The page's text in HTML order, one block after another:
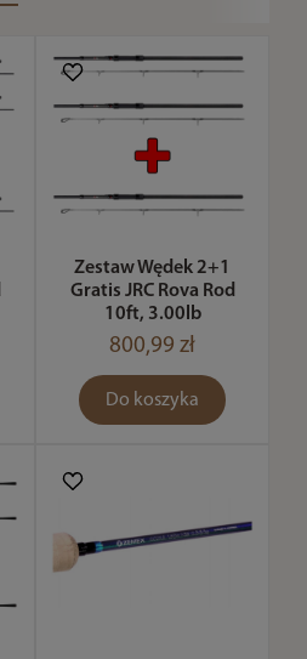
Zestaw Wędek 2+1
Gratis JRC Rova Rod
10ft, 3.00lb
800,99 zł
Do koszyka